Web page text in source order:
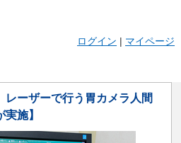
ログイン | マイページ
レーザーで行う胃カメラ人間
施】